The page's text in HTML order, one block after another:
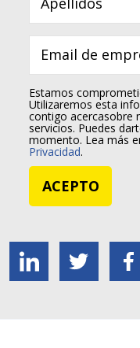
Estamos
Utilizaremos esta
contigo acercasobre
servicios. Puedes
momento. Lea más
Privacidad.